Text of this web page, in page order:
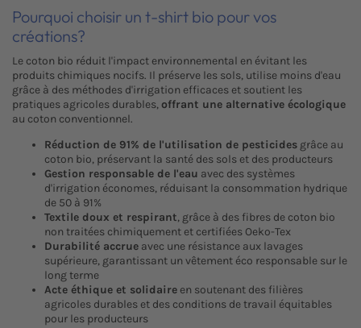
Pourquoi choisir un t-shirt bio pour vos
créations?
Le coton bio réduit l'impact environnemental en évitant les
produits chimiques nocifs. Il préserve les sols, utilise moins d'eau
grâce à des méthodes d'irrigation efficaces et soutient les
pratiques agricoles durables,offrant une alternative écologique
au coton conventionnel.
Réduction de 91% de l'utilisation de pesticides grâce au
coton bio, préservant la santé des sols et des producteurs
Gestion responsable de l'eau avec des systèmes
d'irrigation économes, réduisant la consommation hydrique
de 50 à 91%
Textile doux et respirant, grâce à des fibres de coton bio
non traitées chimiquement et certifiées Oeko-Tex
Durabilité accrue avec une résistance aux lavages
supérieure, garantissant un vêtement éco responsable sur le
long terme
Acte éthique et solidaire en soutenant des filières
agricoles durables et des conditions de travail équitables
pour les producteurs